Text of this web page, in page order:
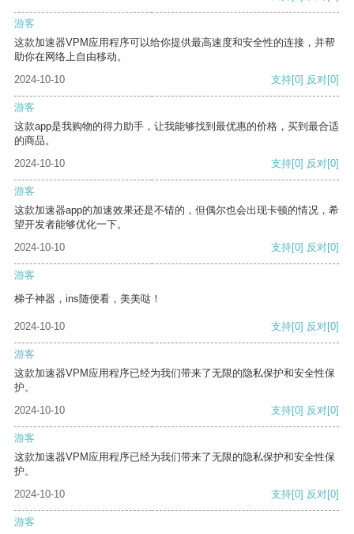
游客
这款加速器VPM应用程序可以给你提供最高速度和安全性的连接，并帮
助你在网络上自由移动。
2024-10-10
支持[0] 反对[0]
游客
这款app是我购物的得力助手，让我能够找到最优惠的价格，买到最合适
的商品。
2024-10-10
支持[0] 反对[0]
游客
这款加速器app的加速效果还是不错的，但偶尔也会出现卡顿的情况，希
望开发者能够优化一下。
2024-10-10
支持[0] 反对[0]
游客
梯子神器，ins随便看，美美哒！
2024-10-10 支持[0] 反对[0]
游客
这款加速器VPM应用程序已经为我们带来了无限的隐私保护和安全性保
护。
2024-10-10
支持[0] 反对[0]
游客
这款加速器VPM应用程序已经为我们带来了无限的隐私保护和安全性保
护。
2024-10-10
支持[0] 反对[0]
游客